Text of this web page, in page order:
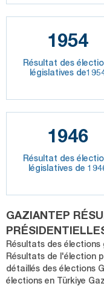
1954
Résultat des
législatives
1946
Résultat des
législatives de
GAZIANTEP
Résultats des
Résultats de l'élection
détaillés des élections
élections en Türkiye